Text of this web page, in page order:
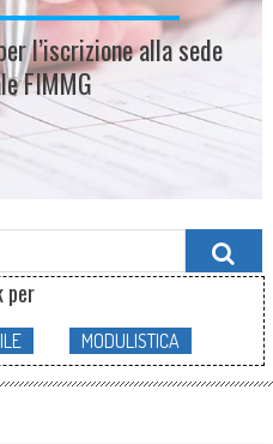
l’iscrizione alla sede
FIMMG
Search
for:
per
MODULISTICA